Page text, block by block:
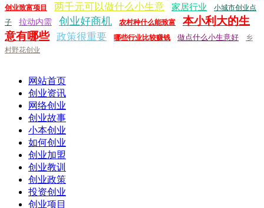
创业致富项目
两千元可以做什么小生意 家居行业
小城市创业点
子
拉动内需 创业好商机 农村种什么能致富
本小利大的生
意有哪些
政策很重要 哪些行业比较赚钱 做点什么小生意好
乡
村野花创业
网站首页
创业资讯
网络创业
创业故事
小本创业
如何创业
创业加盟
创业教训
创业政策
投资创业
创业项目